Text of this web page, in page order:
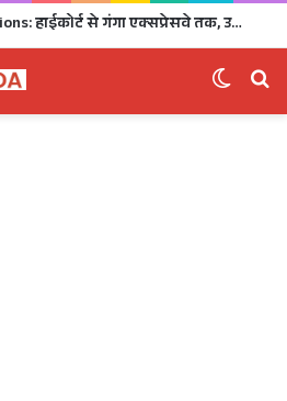
Dhami Cabinet Decisions: हाईकोर्ट से गंगा एक्सप्रेसवे तक, उत्तराखंड कैबिनेट के बड़े फैसले Click